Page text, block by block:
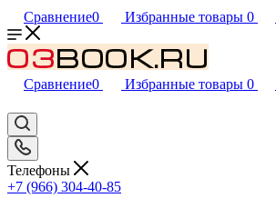
Сравнение0 Избранные товары 0
Сравнение0 Избранные товары 0
Телефоны
+7 (966) 304-40-85